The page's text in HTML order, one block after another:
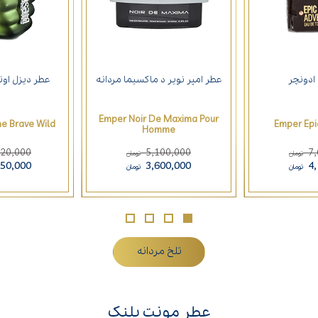
Emper
تومان
تومان
عطر امپر نویر د ماکسیما مردانه
Emper Noir De Maxima Pour
Homme
5,100,000 تومان
3,600,000 تومان
عطر دیزل
Brave Wild
تلخ مردانه
عطر مونت بلنک